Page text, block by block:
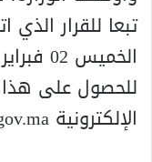
تبعا للقرار
للحصول على هذا
الإلكترونية mouakaba.transport.gov.ma.